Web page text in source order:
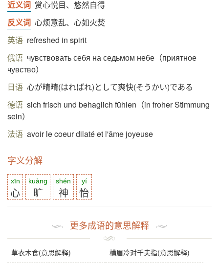
近义词 赏心悦目、悠然自得
反义词 心烦意乱、心如火焚
英语 refreshed in spirit
俄语 чувствовать себя на седьмом небе（приятное
чувство）
日语 心が晴晴(はればれ)として爽快(そうかい)である
德语 sich frisch und behaglich fühlen（in froher Stimmung
sein）
法语 avoir le coeur dilaté et l'ǎme joyeuse
字义分解
xīn
心
kuàng
旷
shén
神
yí
怡
更多成语的意思解释
草衣木食(意思解释) 横眉冷对千夫指(意思解释)